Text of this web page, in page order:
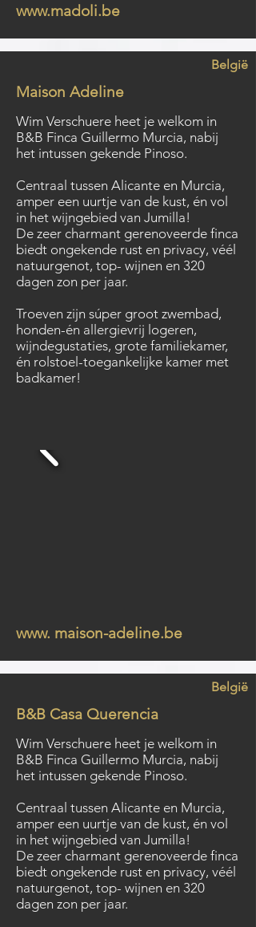
www.madoli.be
België
Maison Adeline
Wim Verschuere heet je welkom in
B&B Finca Guillermo Murcia, nabij
het intussen gekende Pinoso.
Centraal tussen Alicante en Murcia,
amper een uurtje van de kust, én vol
in het wijngebied van Jumilla!
De zeer charmant gerenoveerde finca
biedt ongekende rust en privacy, véél
natuurgenot, top- wijnen en 320
dagen zon per jaar.
Troeven zijn súper groot zwembad,
honden-én allergievrij logeren,
wijndegustaties, grote familiekamer,
én rolstoel-toegankelijke kamer met
badkamer!
www. maison-adeline.be
België
B&B Casa Querencia
Wim Verschuere heet je welkom in
B&B Finca Guillermo Murcia, nabij
het intussen gekende Pinoso.
Centraal tussen Alicante en Murcia,
amper een uurtje van de kust, én vol
in het wijngebied van Jumilla!
De zeer charmant gerenoveerde finca
biedt ongekende rust en privacy, véél
natuurgenot, top- wijnen en 320
dagen zon per jaar.